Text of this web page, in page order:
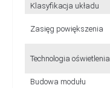
Klasyfikacja układu
Zasięg powiększenia
Technologia oświetlenia
Budowa modułu